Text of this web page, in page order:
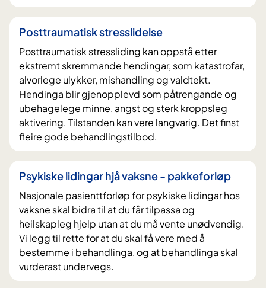
Posttraumatisk stresslidelse
Posttraumatisk stressliding kan oppstå etter
ekstremt skremmande hendingar, som katastrofar,
alvorlege ulykker, mishandling og valdtekt.
Hendinga blir gjenopplevd som påtrengande og
ubehagelege minne, angst og sterk kroppsleg
aktivering. Tilstanden kan vere langvarig. Det finst
fleire gode behandlingstilbod.
Psykiske lidingar hjå vaksne - pakkeforløp
Nasjonale pasienttforløp for psykiske lidingar hos
vaksne skal bidra til at du får tilpassa og
heilskapleg hjelp utan at du må vente unødvendig.
Vi legg til rette for at du skal få vere med å
bestemme i behandlinga, og at behandlinga skal
vurderast undervegs.